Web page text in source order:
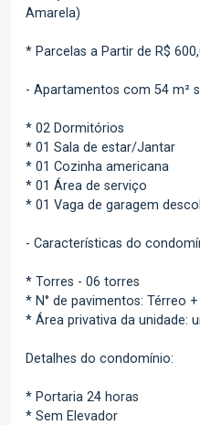
Amarela)
* Parcelas a Partir de R$
- Apartamentos com 54 m²
* 02 Dormitórios
* 01 Sala de estar/Jantar
* 01 Cozinha americana
* 01 Área de serviço
* 01 Vaga de garagem
- Características do
* Torres - 06 torres
* N° de pavimentos: Térreo
* Área privativa da unidade:
Detalhes do condomínio:
* Portaria 24 horas
* Sem Elevador